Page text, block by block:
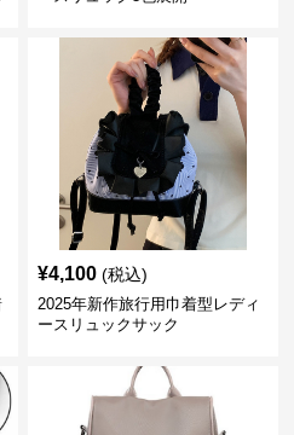
¥4,100 (税込)
2025年新作旅行用巾着型レディ
ースリュックサック